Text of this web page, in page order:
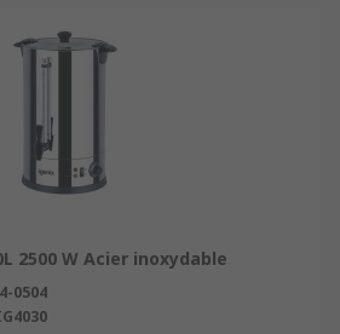
2500 W Acier inoxydable
0504